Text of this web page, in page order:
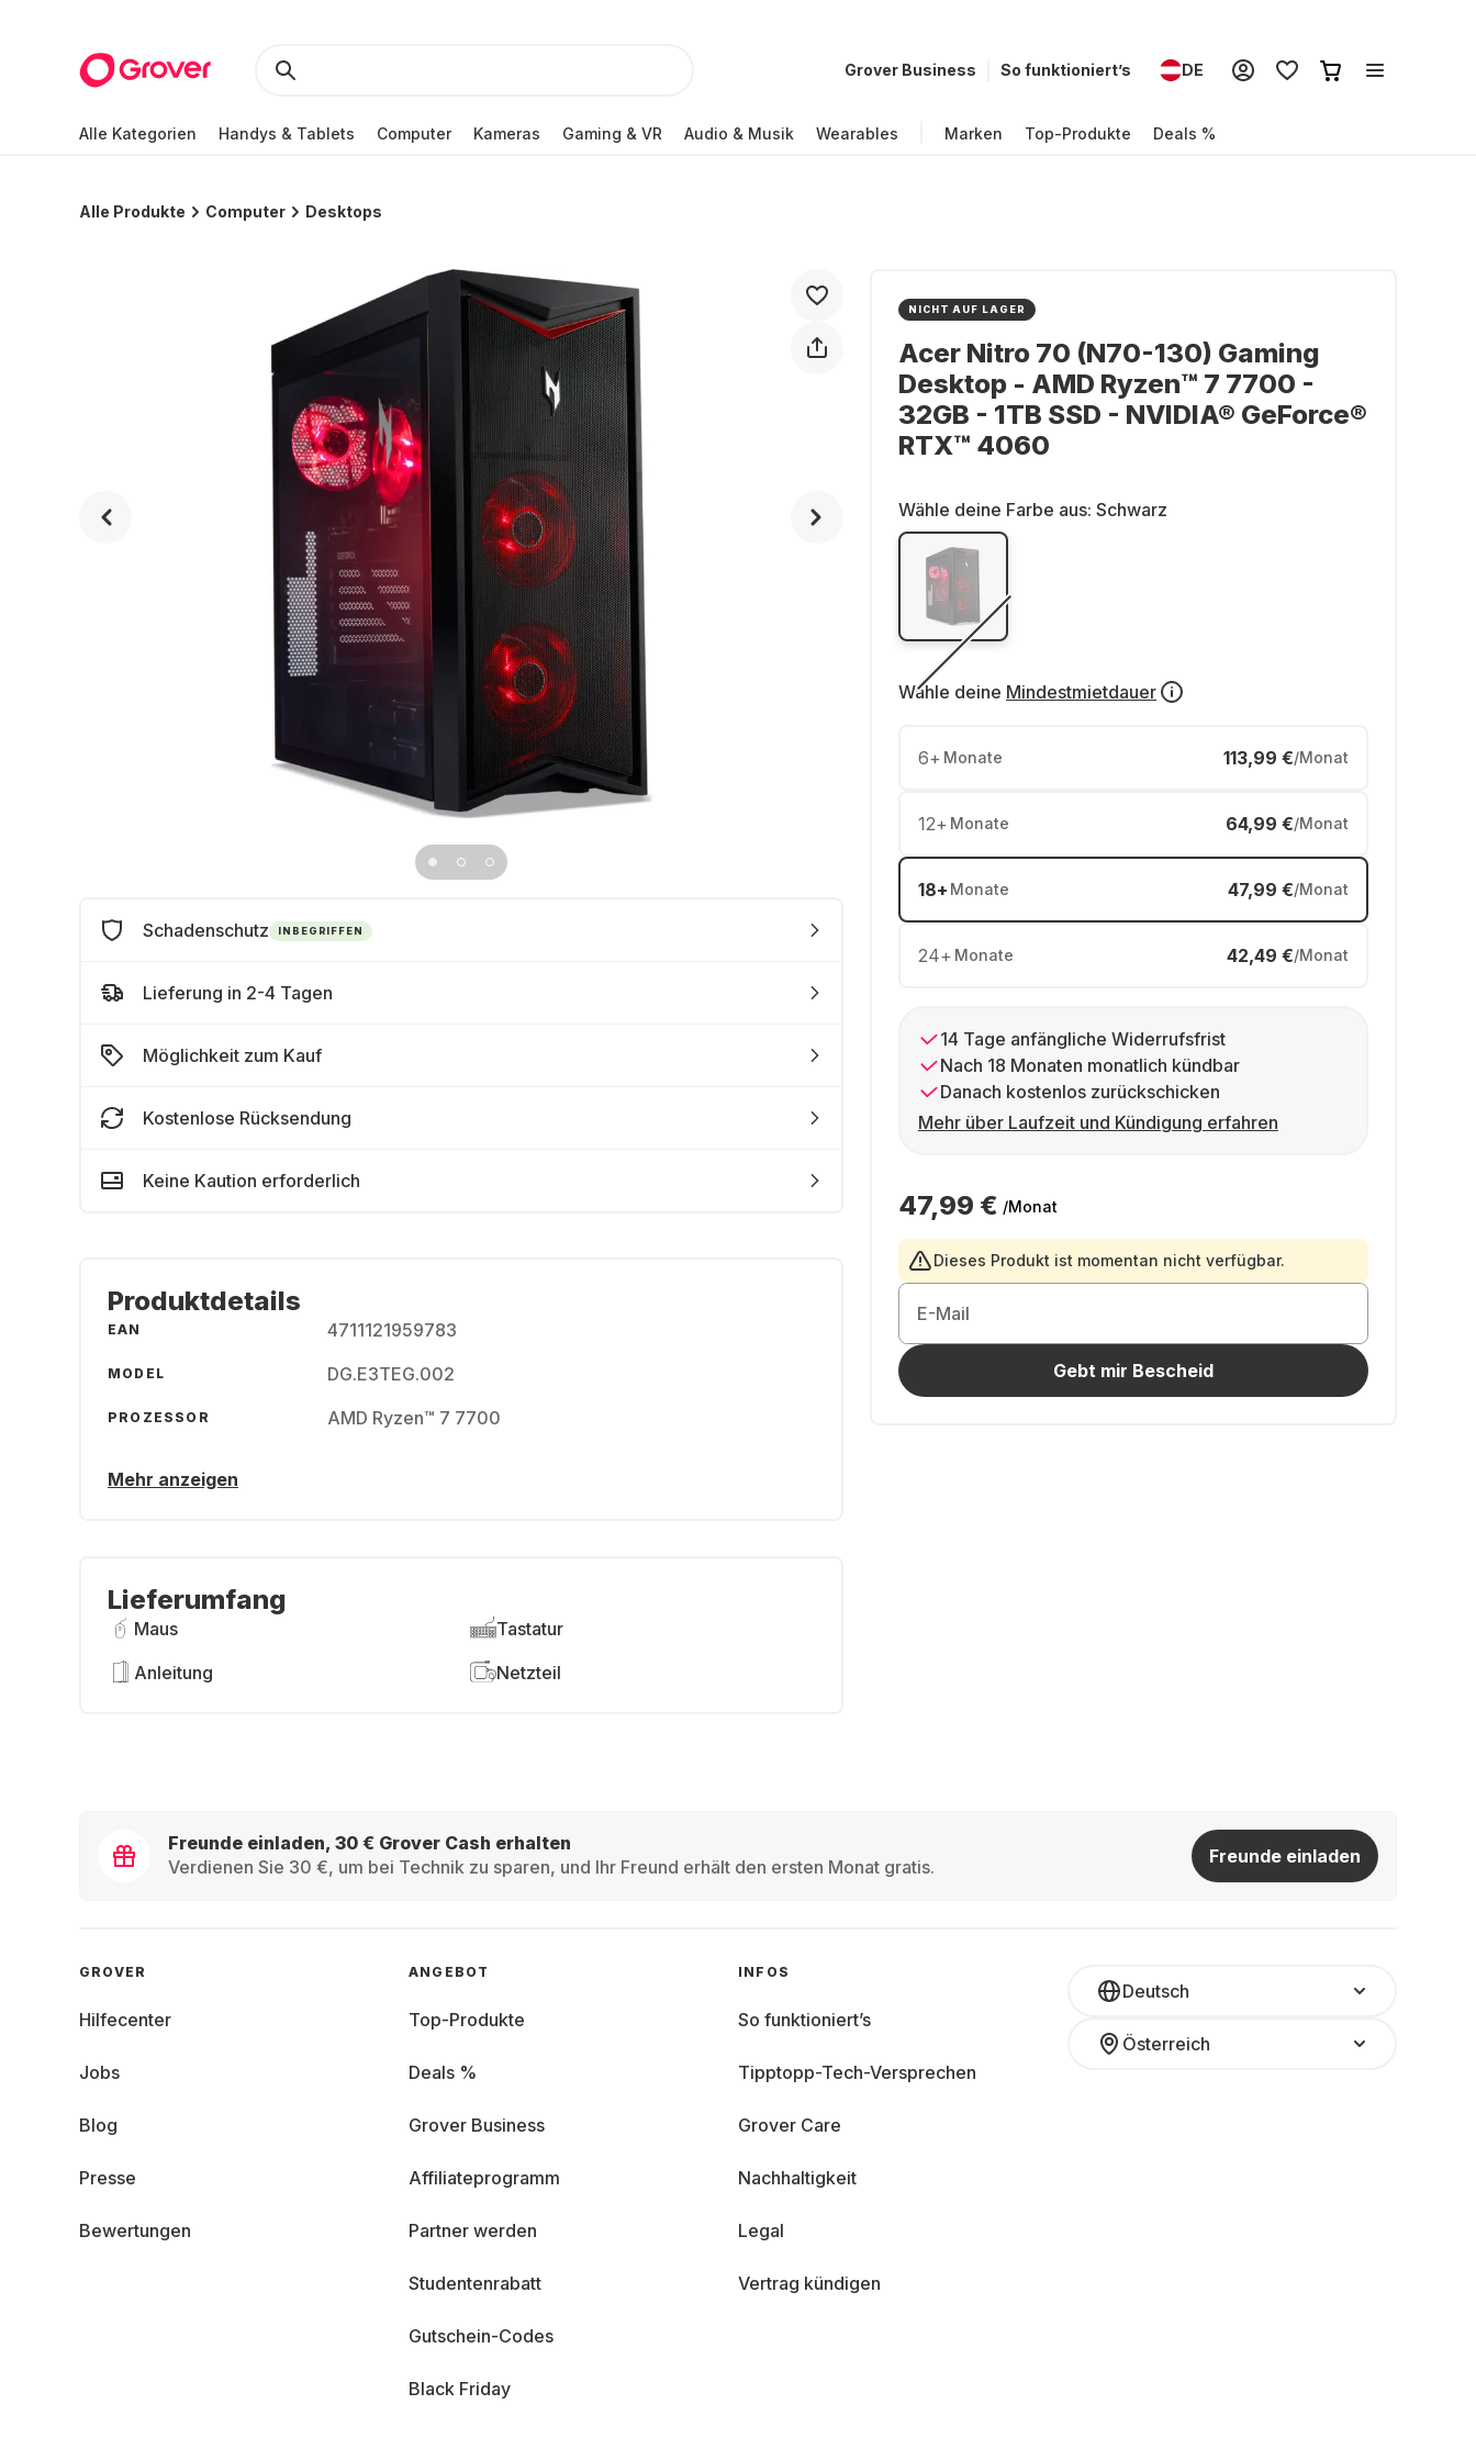
Grover Business So funktioniert’s DE
Alle Kategorien Handys & Tablets Computer Kameras Gaming & VR Audio & Musik Wearables Marken Top-Produkte Deals %
Alle Produkte Computer Desktops
NICHT AUF LAGER
Acer Nitro 70 (N70-130) Gaming
Desktop - AMD Ryzen™ 7 7700 -
32GB - 1TB SSD - NVIDIA® GeForce®
RTX™ 4060
Wähle deine Farbe aus: Schwarz
Wähle deine Mindestmietdauer
6+ Monate 113,99 €/Monat
12+ Monate 64,99 €/Monat
18+ Monate 47,99 €/Monat
24+ Monate 42,49 €/Monat
14 Tage anfängliche Widerrufsfrist
Nach 18 Monaten monatlich kündbar
Danach kostenlos zurückschicken
Mehr über Laufzeit und Kündigung erfahren
47,99 € /Monat
Dieses Produkt ist momentan nicht verfügbar.
E-Mail
Gebt mir Bescheid
Schadenschutz INBEGRIFFEN
Lieferung in 2-4 Tagen
Möglichkeit zum Kauf
Kostenlose Rücksendung
Keine Kaution erforderlich
Produktdetails
EAN 4711121959783
MODEL DG.E3TEG.002
PROZESSOR AMD Ryzen™ 7 7700
Mehr anzeigen
Lieferumfang
Maus
Tastatur
Anleitung
Netzteil
Freunde einladen, 30 € Grover Cash erhalten
Verdienen Sie 30 €, um bei Technik zu sparen, und Ihr Freund erhält den ersten Monat gratis.
Freunde einladen
Deutsch
Österreich
GROVER
Hilfecenter
Jobs
Blog
Presse
Bewertungen
ANGEBOT
Top-Produkte
Deals %
Grover Business
Affiliateprogramm
Partner werden
Studentenrabatt
Gutschein-Codes
Black Friday
INFOS
So funktioniert’s
Tipptopp-Tech-Versprechen
Grover Care
Nachhaltigkeit
Legal
Vertrag kündigen